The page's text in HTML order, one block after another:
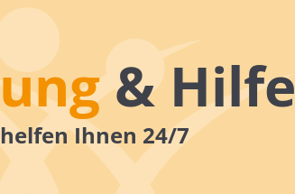
& Hilfe
Ihnen 24/7